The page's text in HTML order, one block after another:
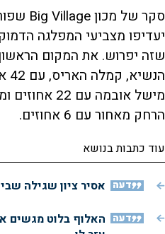
יעדיפו מצביעי המפלגה
שזה יפרוש. את המקום
מישל אובמה
הרחק מאחור עם 6 אחוזים.
עוד כתבות בנושא
דעה אסיר ציון שגילה
דעה האלוף בלוט מגשים